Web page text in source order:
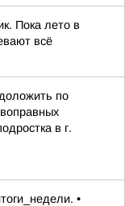
Пока лето в
всё
по
в г.
•